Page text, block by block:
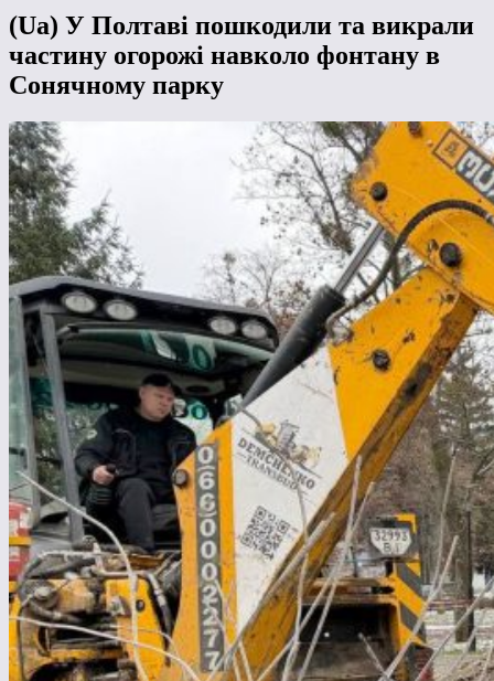
(Ua) У Полтаві пошкодили та викрали
частину огорожі навколо фонтану в
Сонячному парку